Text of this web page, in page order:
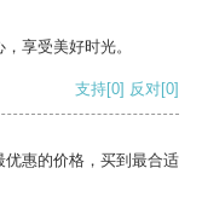
享受美好时光。
支持[0] 反对[0]
惠的价格，买到最合适